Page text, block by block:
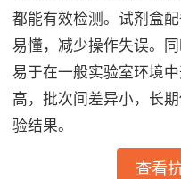
都能有效检测。试剂盒
易懂，减少操作失误。
易于在一般实验室环境
高，批次间差异小，长
验结果。
查看